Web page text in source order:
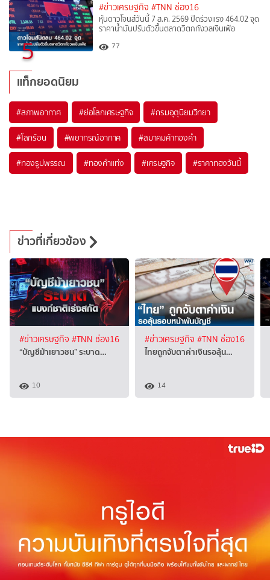
5
#ข่าวเศรษฐกิจ #TNN ช่อง16
หุ้นดาวโจนส์วันนี้ 7 ส.ค. 2569 ปิดร่วงแรง 464.02 จุด
ราคาน้ำมันปรับตัวขึ้นตลาดวิตกกังวลเงินเฟ้อ
77
แท็กยอดนิยม
#สภาพอากาศ #ย่อโลกเศรษฐกิจ #กรมอุตุนิยมวิทยา
#โลกร้อน #พยากรณ์อากาศ #สมาคมค้าทองคำ
#ทองรูปพรรณ #ทองคำแท่ง #เศรษฐกิจ #ราคาทองวันนี้
ข่าวที่เกี่ยวข้อง
#ข่าวเศรษฐกิจ #TNN ช่อง16
“บัญชีม้าเยาวชน” ระบาด…
10
#ข่าวเศรษฐกิจ #TNN ช่อง16
ไทยถูกจับตาค่าเงินรอลุ้น…
14